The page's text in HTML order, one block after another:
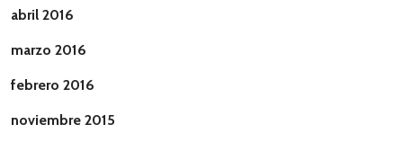
abril 2016
marzo 2016
febrero 2016
noviembre 2015